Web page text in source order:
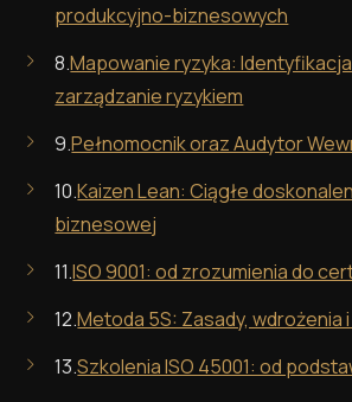
produkcyjno-biznesowych
8.Mapowanie ryzyka:
zarządzanie ryzykiem
9.Pełnomocnik oraz Audytor
10.Kaizen Lean: Ciągłe
biznesowej
11.ISO 9001: od zrozumienia do
12.Metoda 5S: Zasady, wdrożenia
13.Szkolenia ISO 45001: od